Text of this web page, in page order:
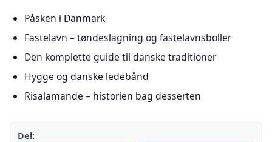
Påsken i Danmark
Fastelavn – tøndeslagning og fastelavnsboller
Den komplette guide til danske traditioner
Hygge og danske ledebånd
Risalamande – historien bag desserten
Del: